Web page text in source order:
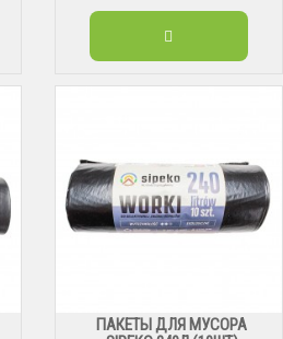
ПАКЕТЫ ДЛЯ МУСОРА